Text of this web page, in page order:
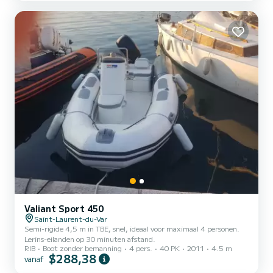
Valiant Sport 450
Saint-Laurent-du-Var
Semi-rigide 4,5 m in TBE, snel, ideaal voor maximaal 4 personen.
Lerins-eilanden op 30 minuten afstand.
RIB
Boot zonder bemanning 4 pers. 40 PK 2011 4.5 m
vanaf $288,38